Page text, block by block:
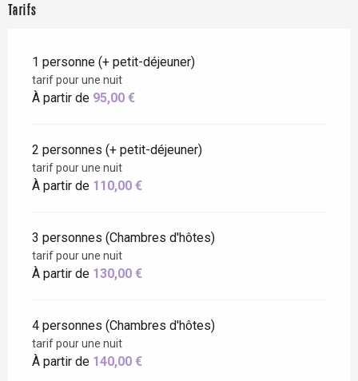
Tarifs
1 personne (+ petit-déjeuner)
tarif pour une nuit
À partir de 95,00 €
2 personnes (+ petit-déjeuner)
tarif pour une nuit
À partir de 110,00 €
3 personnes (Chambres d'hôtes)
tarif pour une nuit
À partir de 130,00 €
4 personnes (Chambres d'hôtes)
tarif pour une nuit
À partir de 140,00 €